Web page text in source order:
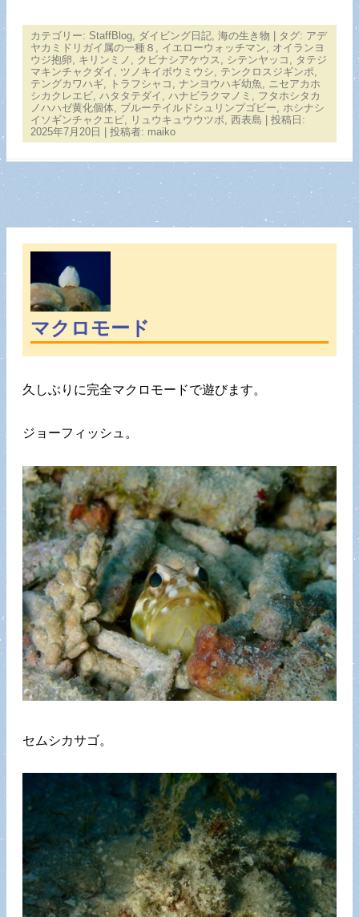
カテゴリー: StaffBlog, ダイビング日記, 海の生き物 | タグ: アデ
ヤカミドリガイ属の一種８ , イエローウォッチマン, オイランヨ
ウジ抱卵, キリンミノ , クビナシアケウス , シテンヤッコ , タテジ
マキンチャクダイ , ツノキイボウミウシ, テンクロスジギンポ,
テングカワハギ, トラフシャコ , ナンヨウハギ幼魚, ニセアカホ
シカクレエビ, ハタタテダイ , ハナビラクマノミ , フタホシタカ
ノハハゼ黄化個体, ブルーテイルドシュリンプゴビー, ホシナシ
イソギンチャクエビ, リュウキュウウツボ, 西表島 | 投稿日:
2025年7月20日
投稿者: maiko
マクロモード
久しぶりに完全マクロモードで遊びます。
ジョーフィッシュ。
セムシカサゴ。